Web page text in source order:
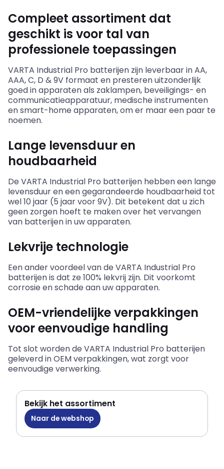
Compleet assortiment dat
geschikt is voor tal van
professionele toepassingen
VARTA Industrial Pro batterijen zijn leverbaar in AA,
AAA, C, D &9V formaat en presteren uitzonderlijk
goed in apparaten als zaklampen, beveiligings- en
communicatieapparatuur, medische instrumenten
en smart-home apparaten, om er maar een paar te
noemen.
Lange levensduur en
houdbaarheid
De VARTA Industrial Pro batterijen hebben een lange
levensduur en een gegarandeerde houdbaarheid tot
wel 10 jaar (5 jaar voor 9V). Dit betekent dat u zich
geen zorgen hoeft te maken over het vervangen
van batterijen in uw apparaten.
Lekvrije technologie
Een ander voordeel van de VARTA Industrial Pro
batterijen is dat ze 100% lekvrij zijn. Dit voorkomt
corrosie en schade aan uw apparaten.
OEM-vriendelijke verpakkingen
voor eenvoudige handling
Tot slot worden de VARTA Industrial Pro batterijen
geleverd in OEM verpakkingen, wat zorgt voor
eenvoudige verwerking.
Bekijk het assortiment
Naar de webshop